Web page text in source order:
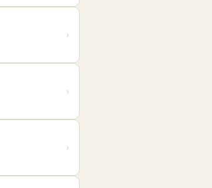
›
›
›